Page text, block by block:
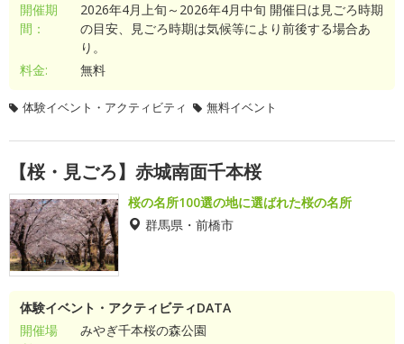
開催期
間：
2026年4月上旬～2026年4月中旬 開催日は見ごろ時期
の目安、見ごろ時期は気候等により前後する場合あ
り。
料金:
無料
体験イベント・アクティビティ 無料イベント
【桜・見ごろ】赤城南面千本桜
桜の名所100選の地に選ばれた桜の名所
群馬県・前橋市
体験イベント・アクティビティDATA
開催場
みやぎ千本桜の森公園